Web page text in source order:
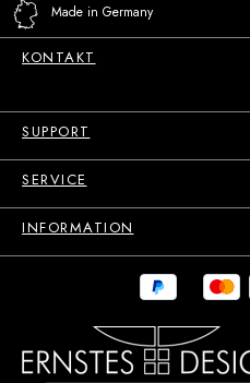
Made in Germany
KONTAKT
SUPPORT
SERVICE
INFORMATION